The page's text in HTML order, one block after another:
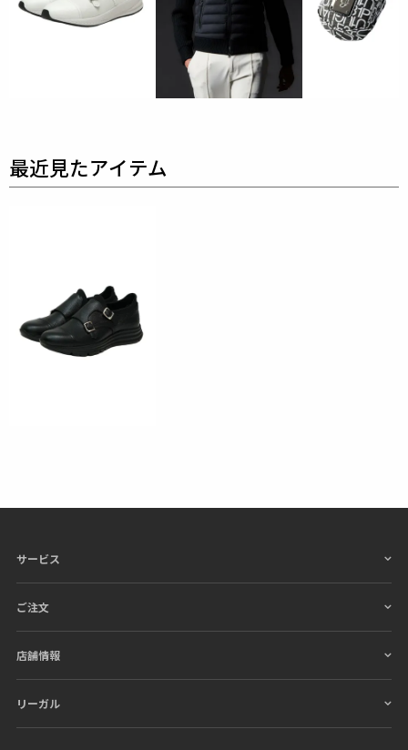
サービス
ご注文
店舗情報
リーガル